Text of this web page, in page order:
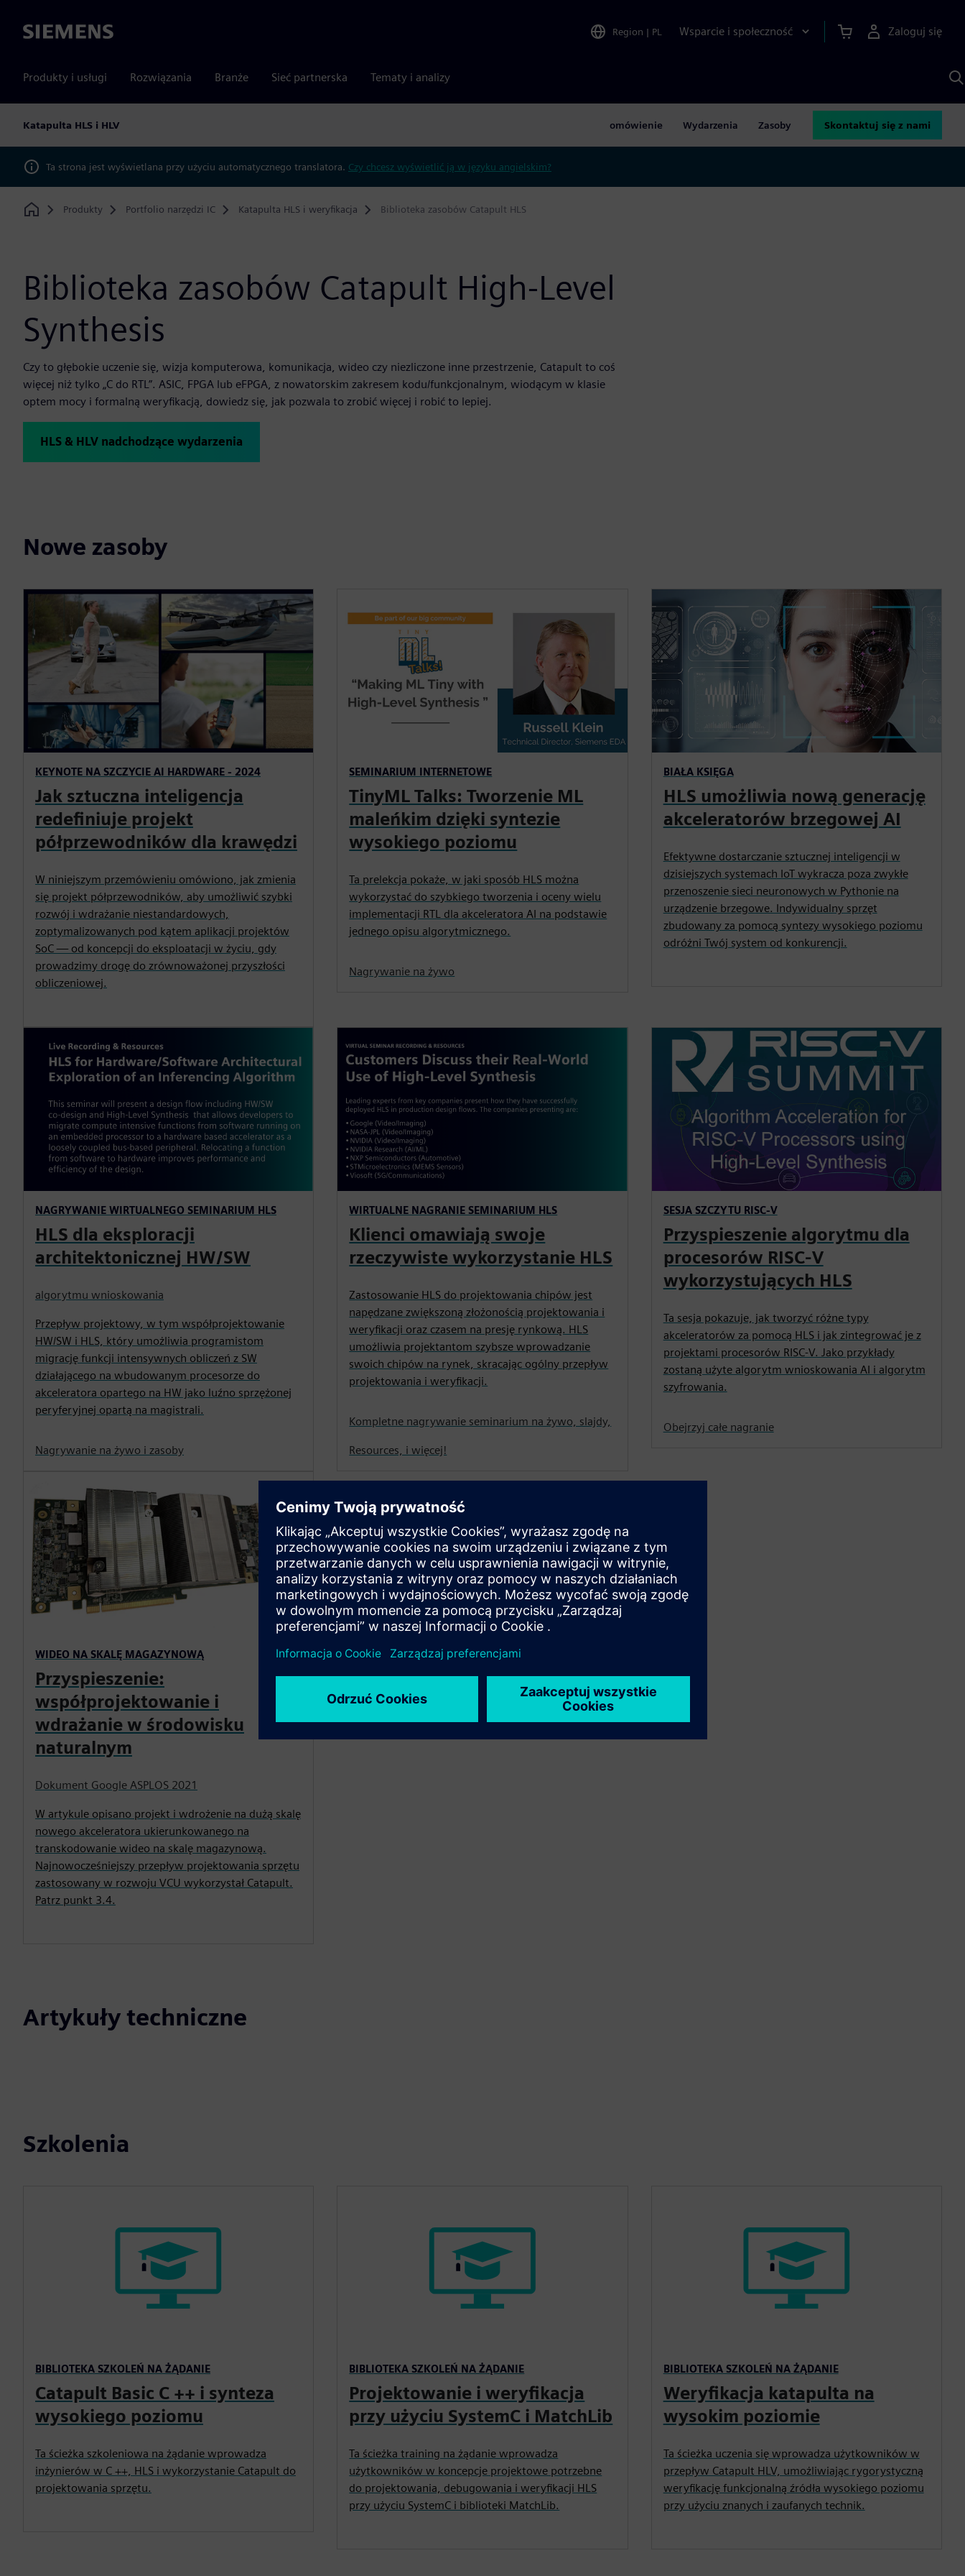
Siemens Region | PL Wsparcie i społeczność Zaloguj się
Produkty i usługi Rozwiązania Branże Sieć partnerska Tematy i analizy
Katapulta HLS i HLV omówienie Wydarzenia Zasoby Skontaktuj się z nami
Ta strona jest wyświetlana przy użyciu automatycznego translatora. Czy chcesz wyświetlić ją w języku angielskim?
Home
Produkty Portfolio narzędzi IC Katapulta HLS i weryfikacja Biblioteka zasobów Catapult HLS
Biblioteka zasobów Catapult High-Level
Synthesis
Czy to głębokie uczenie się, wizja komputerowa, komunikacja, wideo czy niezliczone inne przestrzenie, Catapult to coś
więcej niż tylko „C do RTL”. ASIC, FPGA lub eFPGA, z nowatorskim zakresem kodu/funkcjonalnym, wiodącym w klasie
optem mocy i formalną weryfikacją, dowiedz się, jak pozwala to zrobić więcej i robić to lepiej.
HLS & HLV nadchodzące wydarzenia
Nowe zasoby
KEYNOTE NA SZCZYCIE AI HARDWARE - 2024
Jak sztuczna inteligencja
redefiniuje projekt
półprzewodników dla krawędzi
W niniejszym przemówieniu omówiono, jak zmienia
się projekt półprzewodników, aby umożliwić szybki
rozwój i wdrażanie niestandardowych,
zoptymalizowanych pod kątem aplikacji projektów
SoC — od koncepcji do eksploatacji w życiu, gdy
prowadzimy drogę do zrównoważonej przyszłości
obliczeniowej.
SEMINARIUM INTERNETOWE
TinyML Talks: Tworzenie ML
maleńkim dzięki syntezie
wysokiego poziomu
Ta prelekcja pokaże, w jaki sposób HLS można
wykorzystać do szybkiego tworzenia i oceny wielu
implementacji RTL dla akceleratora AI na podstawie
jednego opisu algorytmicznego.
Nagrywanie na żywo
BIAŁA KSIĘGA
HLS umożliwia nową generację
akceleratorów brzegowej AI
Efektywne dostarczanie sztucznej inteligencji w
dzisiejszych systemach IoT wykracza poza zwykłe
przenoszenie sieci neuronowych w Pythonie na
urządzenie brzegowe. Indywidualny sprzęt
zbudowany za pomocą syntezy wysokiego poziomu
odróżni Twój system od konkurencji.
NAGRYWANIE WIRTUALNEGO SEMINARIUM HLS
HLS dla eksploracji
architektonicznej HW/SW
algorytmu wnioskowania
Przepływ projektowy, w tym współprojektowanie
HW/SW i HLS, który umożliwia programistom
migrację funkcji intensywnych obliczeń z SW
działającego na wbudowanym procesorze do
akceleratora opartego na HW jako luźno sprzężonej
peryferyjnej opartą na magistrali.
Nagrywanie na żywo i zasoby
WIRTUALNE NAGRANIE SEMINARIUM HLS
Klienci omawiają swoje
rzeczywiste wykorzystanie HLS
Zastosowanie HLS do projektowania chipów jest
napędzane zwiększoną złożonością projektowania i
weryfikacji oraz czasem na presję rynkową. HLS
umożliwia projektantom szybsze wprowadzanie
swoich chipów na rynek, skracając ogólny przepływ
projektowania i weryfikacji.
Kompletne nagrywanie seminarium na żywo, slajdy,
Resources, i więcej!
SESJA SZCZYTU RISC-V
Przyspieszenie algorytmu dla
procesorów RISC-V
wykorzystujących HLS
Ta sesja pokazuje, jak tworzyć różne typy
akceleratorów za pomocą HLS i jak zintegrować je z
projektami procesorów RISC-V. Jako przykłady
zostaną użyte algorytm wnioskowania AI i algorytm
szyfrowania.
Obejrzyj całe nagranie
WIDEO NA SKALĘ MAGAZYNOWĄ
Przyspieszenie:
współprojektowanie i
wdrażanie w środowisku
naturalnym
Dokument Google ASPLOS 2021
W artykule opisano projekt i wdrożenie na dużą skalę
nowego akceleratora ukierunkowanego na
transkodowanie wideo na skalę magazynową.
Najnowocześniejszy przepływ projektowania sprzętu
zastosowany w rozwoju VCU wykorzystał Catapult.
Patrz punkt 3.4.
Artykuły techniczne
Szkolenia
BIBLIOTEKA SZKOLEŃ NA ŻĄDANIE
Catapult Basic C ++ i synteza
wysokiego poziomu
Ta ścieżka szkoleniowa na żądanie wprowadza
inżynierów w C ++, HLS i wykorzystanie Catapult do
projektowania sprzętu.
BIBLIOTEKA SZKOLEŃ NA ŻĄDANIE
Projektowanie i weryfikacja
przy użyciu SystemC i MatchLib
Ta ścieżka training na żądanie wprowadza
użytkowników w koncepcje projektowe potrzebne
do projektowania, debugowania i weryfikacji HLS
przy użyciu SystemC i biblioteki MatchLib.
BIBLIOTEKA SZKOLEŃ NA ŻĄDANIE
Weryfikacja katapulta na
wysokim poziomie
Ta ścieżka uczenia się wprowadza użytkowników w
przepływ Catapult HLV, umożliwiając rygorystyczną
weryfikację funkcjonalną źródła wysokiego poziomu
przy użyciu znanych i zaufanych technik.